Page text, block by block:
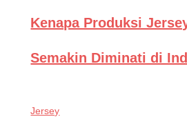
Kenapa Produksi
Semakin Diminati di
Jersey